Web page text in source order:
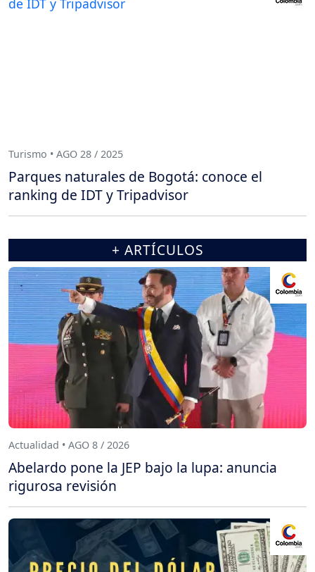
Turismo • AGO 28 / 2025
Parques naturales de Bogotá: conoce el
ranking de IDT y Tripadvisor
+ ARTÍCULOS
Actualidad • AGO 8 / 2026
Abelardo pone la JEP bajo la lupa: anuncia
rigurosa revisión